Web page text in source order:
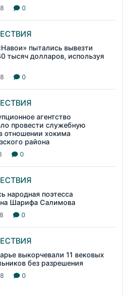
0
пытались вывезти
тысяч долларов, используя
0
агентство
провести служебную
отношении хокима
района
0
народная поэтесса
Шарифа Салимова
0
выкорчевали 11 вековых
без разрешения
0